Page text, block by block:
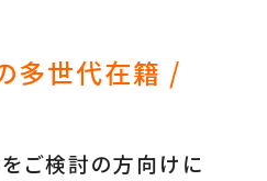
多世代在籍 /
ご検討の方向けに